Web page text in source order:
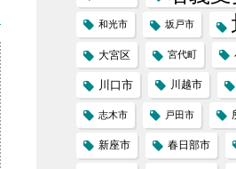
和光市 坂戸市
大宮区 宮代町
川口市 川越市
志木市 戸田市
新座市 春日部市